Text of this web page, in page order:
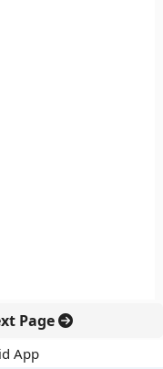
Page
App